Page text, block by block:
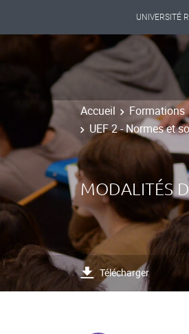
UNIVERSITÉ
Accueil Formations
UEF 2 - Normes et
MODALITÉS
Télécharger